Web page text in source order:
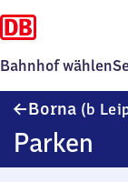
Bahnhof wählen
Borna (b
Parken